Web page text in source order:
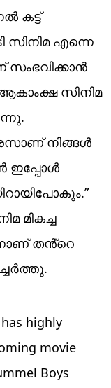
കട്ട്
സിനിമ എന്നെ
സംഭവിക്കാൻ
സിനിമ
നിങ്ങൾ
ഇപ്പോൾ
മികച്ച
തൻ്റെ
highly
movie
Boys